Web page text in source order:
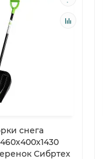
снега
Сибртех